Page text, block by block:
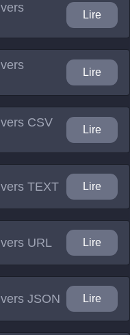
vers
Lire
vers
Lire
vers CSV
Lire
versTEXT Lire
vers URL Lire
versJSON Lire